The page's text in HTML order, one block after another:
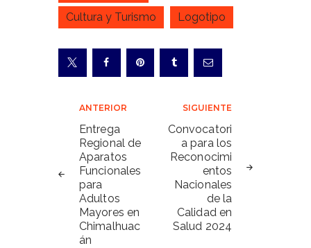
Cultura y Turismo
Logotipo
Navegación
de
entradas
ANTERIOR
Entrega
Regional de
Aparatos
Funcionales
para
Adultos
Mayores en
Chimalhuac
án
SIGUIENTE
Convocatori
a para los
Reconocimi
entos
Nacionales
de la
Calidad en
Salud 2024